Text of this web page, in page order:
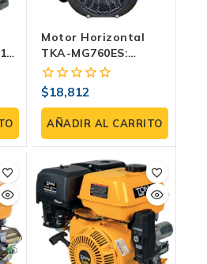
Motor Horizontal
TKA-MG760ES:
Potencia Extrema De
26 HP Para Tu
Maquinaria
0
fuera
de
5
$18,812
AÑADIR AL CARRITO